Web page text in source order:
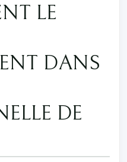
LE
DANS
DE